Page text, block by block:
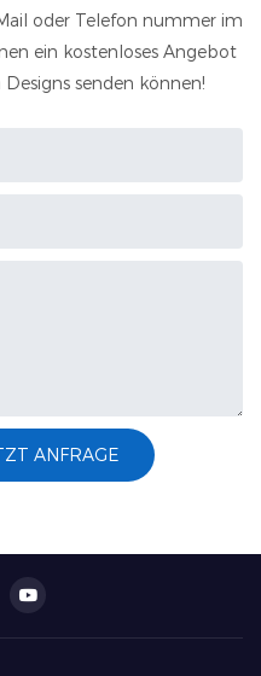
oder Telefon nummer im
ein kostenloses Angebot
senden können!
ANFRAGE